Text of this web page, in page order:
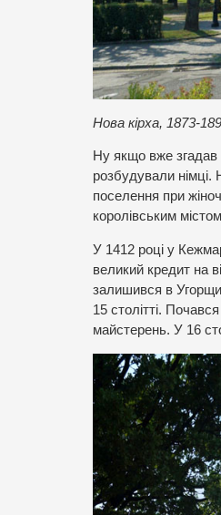
Нова кірха, 1873-
Ну якщо вже згадав
розбудували німці.
поселення при
королівським
У 1412 році у
великий кредит на
залишився в
15 столітті.
майстерень. У 16